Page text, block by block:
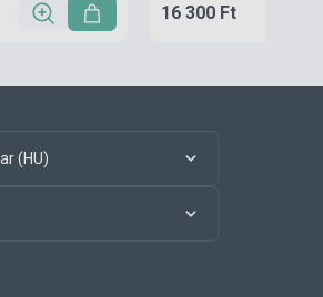
16 300 Ft
(HU)